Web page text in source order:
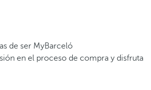
de ser MyBarceló
en el proceso de compra y disfruta